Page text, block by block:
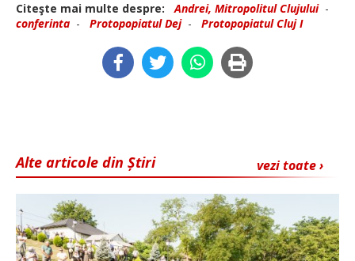
Citeşte mai multe despre:
Andrei, Mitropolitul Clujului-
conferinta - Protopopiatul Dej- Protopopiatul Cluj I
vezi toate ›
Alte articole din Știri